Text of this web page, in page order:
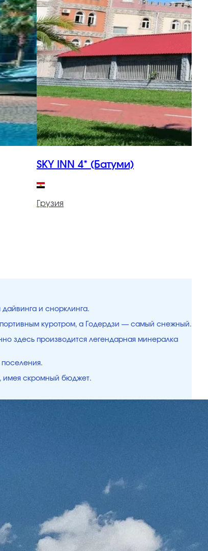
SKY INN 4* (Батуми)
Грузия
и снорклинга.
куротром, а Годердзи — самый снежный.
здесь производится легендарная минералка
имея скромный бюджет.